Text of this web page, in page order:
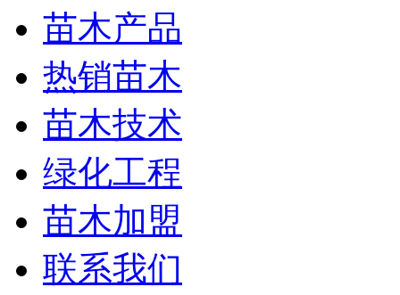
苗木产品
热销苗木
苗木技术
绿化工程
苗木加盟
联系我们